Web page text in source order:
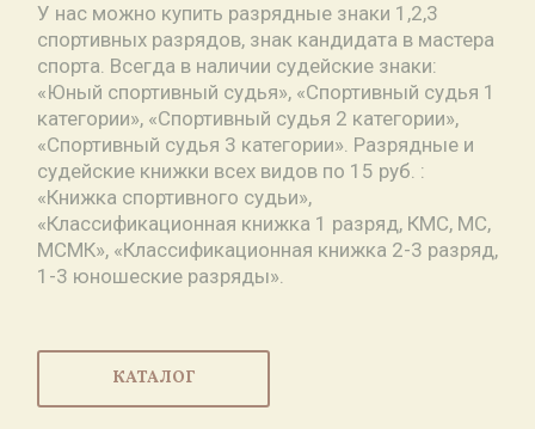
У нас можно купить разрядные знаки 1,2,3
спортивных разрядов, знак кандидата в мастера
спорта. Всегда в наличии судейские знаки:
«Юный спортивный судья», «Спортивный судья 1
категории», «Спортивный судья 2 категории»,
«Спортивный судья 3 категории». Разрядные и
судейские книжки всех видов по 15 руб. :
«Книжка спортивного судьи»,
«Классификационная книжка 1 разряд, КМС, МС,
МСМК», «Классификационная книжка 2-3 разряд,
1-3 юношеские разряды».
КАТАЛОГ